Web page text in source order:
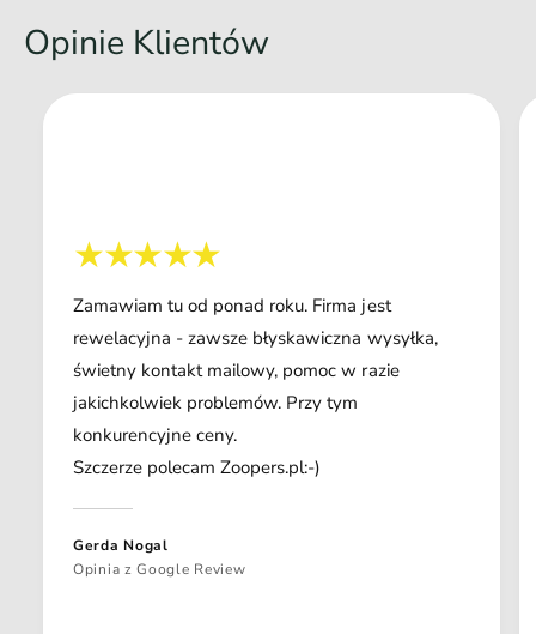
Opinie Klientów
Zamawiam tu od ponad roku. Firma jest
rewelacyjna - zawsze błyskawiczna wysyłka,
świetny kontakt mailowy, pomoc w razie
jakichkolwiek problemów. Przy tym
konkurencyjne ceny.
Szczerze polecam Zoopers.pl:-)
Gerda Nogal
Opinia z Google Review